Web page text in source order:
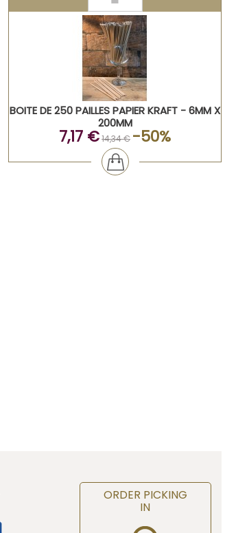
BOITE DE 250 PAILLES PAPIER KRAFT - 6MM X
200MM
7,17 €14,34 € -50%
ORDER PICKING
IN